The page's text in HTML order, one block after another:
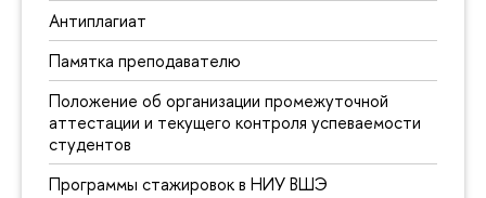
Антиплагиат
Памятка преподавателю
Положение об организации промежуточной
аттестации и текущего контроля успеваемости
студентов
Программы стажировок в НИУ ВШЭ